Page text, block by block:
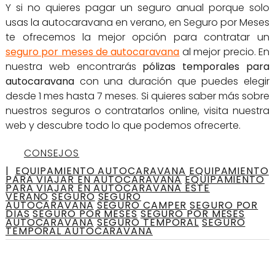
Y si no quieres pagar un seguro anual porque solo
usas la autocaravana en verano, en Seguro por Meses
te ofrecemos la mejor opción para contratar un
seguro por meses de autocaravana al mejor precio. En
nuestra web encontrarás pólizas temporales para
autocaravanacon una duración que puedes elegir
desde 1 mes hasta 7 meses. Si quieres saber más sobre
nuestros seguros o contratarlos online, visita nuestra
web y descubre todo lo que podemos ofrecerte.
CONSEJOS
| EQUIPAMIENTO AUTOCARAVANA EQUIPAMIENTO
PARA VIAJAR EN AUTOCARAVANA EQUIPAMIENTO
PARA VIAJAR EN AUTOCARAVANA ESTE
VERANO SEGURO SEGURO
AUTOCARAVANA SEGURO CAMPER SEGURO POR
DIAS SEGURO POR MESES SEGURO POR MESES
AUTOCARAVANA SEGURO TEMPORAL SEGURO
TEMPORAL AUTOCARAVANA